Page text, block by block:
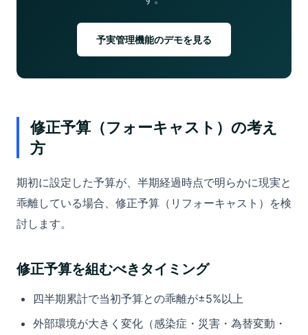
予実管理機能のデモを見る
修正予算（フォーキャスト）の考え
方
期初に設定した予算が、半期経過時点で明らかに現実と
乖離している場合、修正予算（リフォーキャスト）を検
討します。
修正予算を組むべきタイミング
四半期累計で当初予算との乖離が±5%以上
外部環境が大きく変化（感染症・災害・為替変動・